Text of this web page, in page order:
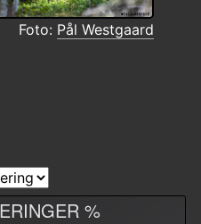
Foto: Pål Westgaard
%